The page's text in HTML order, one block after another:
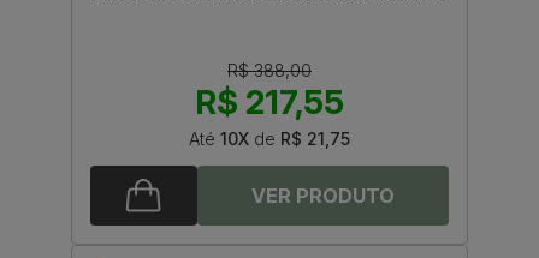
R$ 388,00
R$ 217,55
Até 10X de R$ 21,75